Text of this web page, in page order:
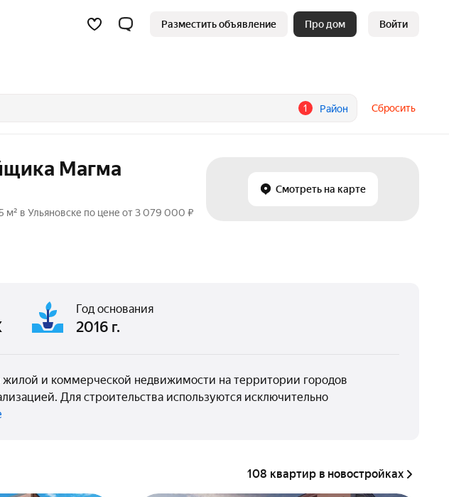
Разместить объявление Про дом Войти
1 Район Сбросить
Магма
м² в Ульяновске по цене от 3 079 000 ₽
Смотреть на карте
Год основания
2016 г.
и коммерческой недвижимости на территории городов
Для строительства используются исключительно
108 квартир в новостройках